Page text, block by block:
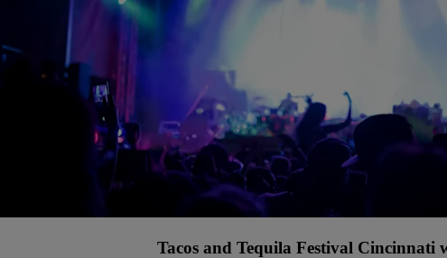
Tacos and Tequila Festival